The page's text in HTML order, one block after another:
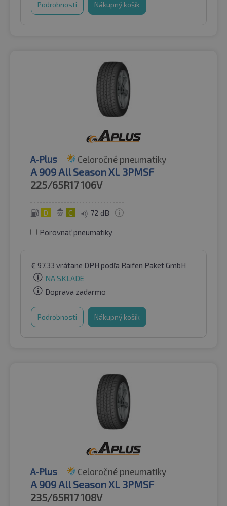
Podrobnosti Nákupný košík
A-Plus Celoročné pneumatiky
A 909 All Season XL 3PMSF
225/65R17106V
D C 72 dB
Porovnať pneumatiky
€ 97.33 vrátane DPH podľa Raifen Paket GmbH
NA SKLADE
Doprava zadarmo
Podrobnosti Nákupný košík
A-Plus Celoročné pneumatiky
A 909 All Season XL 3PMSF
235/65R17108V